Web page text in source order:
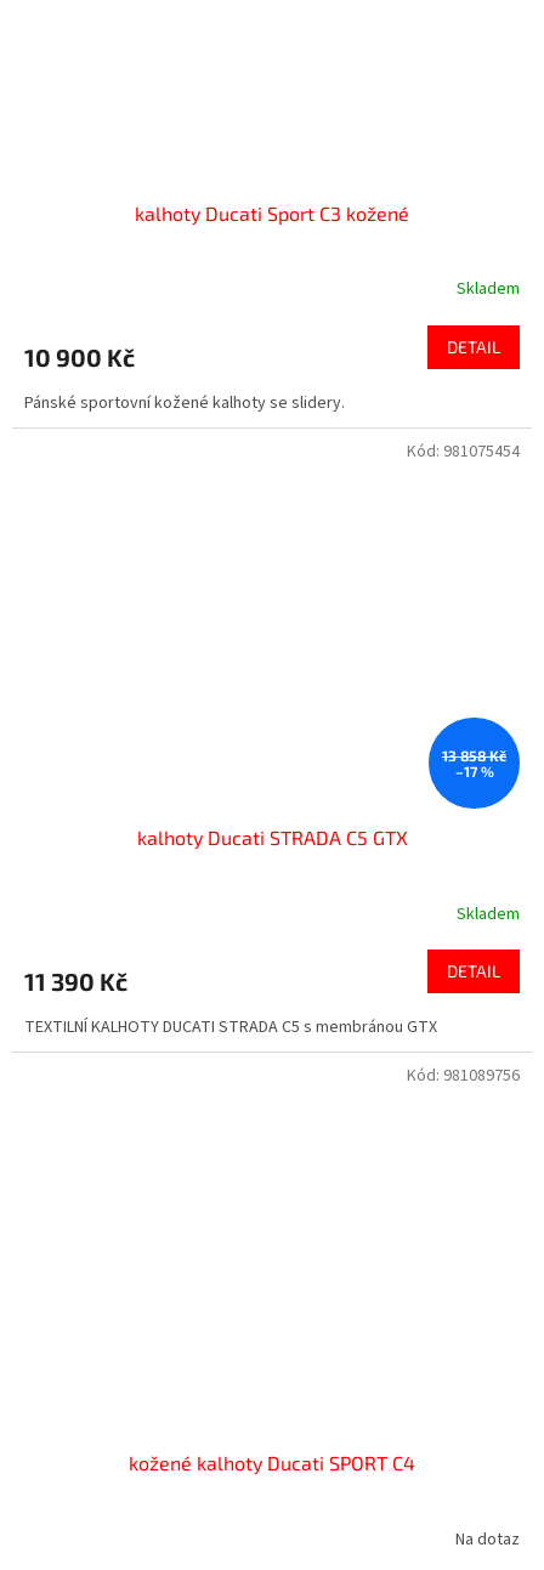
kalhoty Ducati Sport C3 kožené
Skladem
10 900 Kč DETAIL
Pánské sportovní kožené kalhoty se slidery.
13 858 Kč
–17 %
kalhoty Ducati STRADA C5 GTX
Skladem
11 390 Kč DETAIL
TEXTILNÍ KALHOTY DUCATI STRADA C5 s membránou GTX
Kód: 981075454
kožené kalhoty Ducati SPORT C4
Na dotaz
Kód: 981089756